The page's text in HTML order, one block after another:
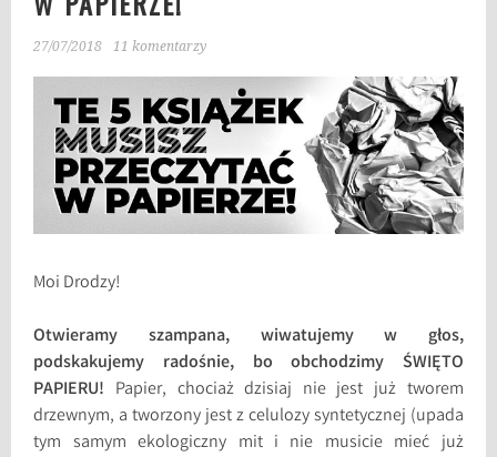
27/07/2018 11 komentarzy
Moi Drodzy!
Otwieramy szampana, wiwatujemy w głos,
podskakujemy radośnie, bo obchodzimy ŚWIĘTO
PAPIERU! Papier, chociaż dzisiaj nie jest już tworem
drzewnym, a tworzony jest z celulozy syntetycznej (upada
tym samym ekologiczny mit i nie musicie mieć już